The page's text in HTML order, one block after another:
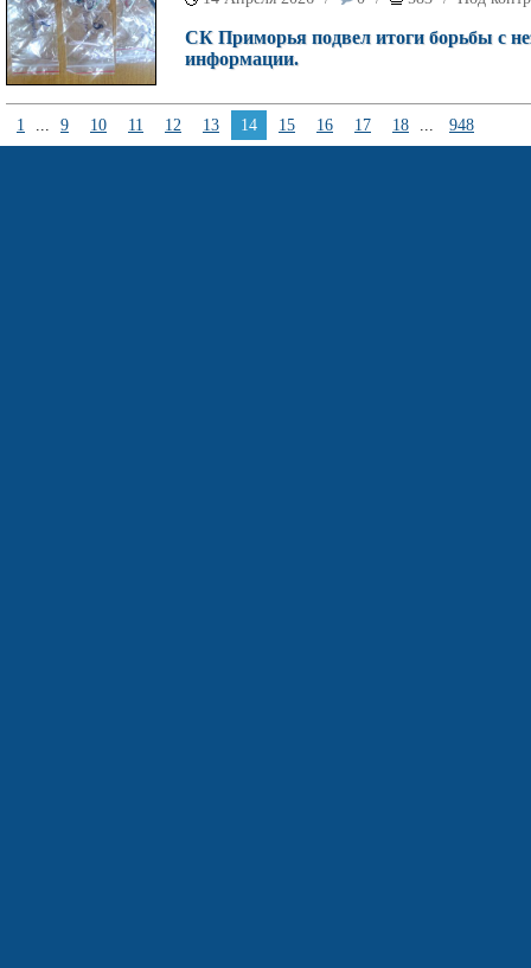
СК Приморья подвел итоги борьбы с
информации.
1 ... 9 10 11 12 13 14 15 16 17 18 ... 948